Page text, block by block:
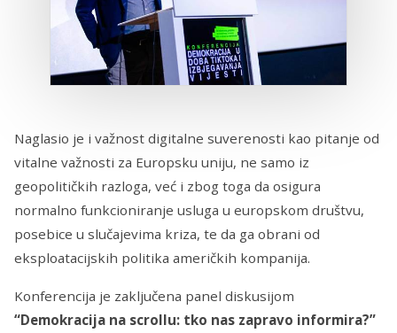
Naglasio je i važnost digitalne suverenosti kao pitanje od
vitalne važnosti za Europsku uniju, ne samo iz
geopolitičkih razloga, već i zbog toga da osigura
normalno funkcioniranje usluga u europskom društvu,
posebice u slučajevima kriza, te da ga obrani od
eksploatacijskih politika američkih kompanija.
Konferencija je zaključena panel diskusijom
“Demokracija na scrollu: tko nas zapravo informira?”